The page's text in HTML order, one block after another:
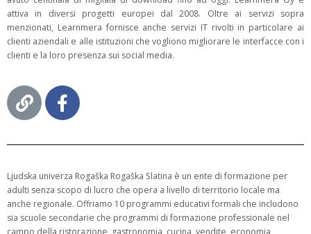
attiva in diversi progetti europei dal 2008. Oltre ai servizi sopra
menzionati, Learnmera fornisce anche servizi IT rivolti in particolare ai
clienti aziendali e alle istituzioni che vogliono migliorare le interfacce con i
clienti e la loro presenza sui social media.
Ljudska univerza Rogaška Rogaška Slatina è un ente di formazione per
adulti senza scopo di lucro che opera a livello di territorio locale ma
anche regionale. Offriamo 10 programmi educativi formali che includono
sia scuole secondarie che programmi di formazione professionale nel